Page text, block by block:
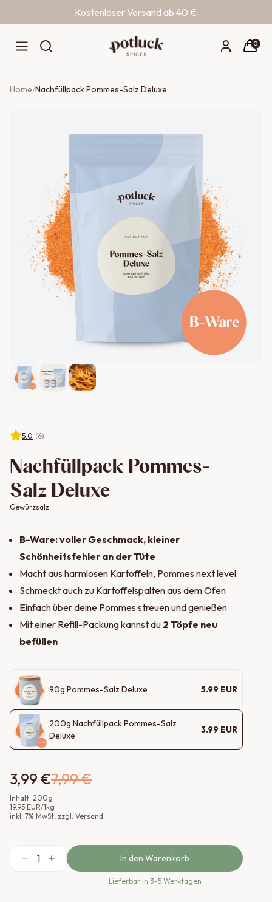
Kostenloser Versand ab 40 €
0
Home/Nachfüllpack Pommes-Salz Deluxe
5.0 (6)
Nachfüllpack Pommes-
Salz Deluxe
Gewürzsalz
B-Ware: voller Geschmack, kleiner
Schönheitsfehler an der Tüte
Macht aus harmlosen Kartoffeln, Pommes next level
Schmeckt auch zu Kartoffelspalten aus dem Ofen
Einfach über deine Pommes streuen und genießen
Mit einer Refill-Packung kannst du 2 Töpfe neu
befüllen
90g Pommes-Salz Deluxe 5.99 EUR
200g Nachfüllpack Pommes-Salz
Deluxe
3.99 EUR
3,99 €7,99 €
Inhalt: 200g
19.95 EUR/1kg
inkl. 7% MwSt, zzgl. Versand
1 In den Warenkorb
Lieferbar in 3-5 Werktagen